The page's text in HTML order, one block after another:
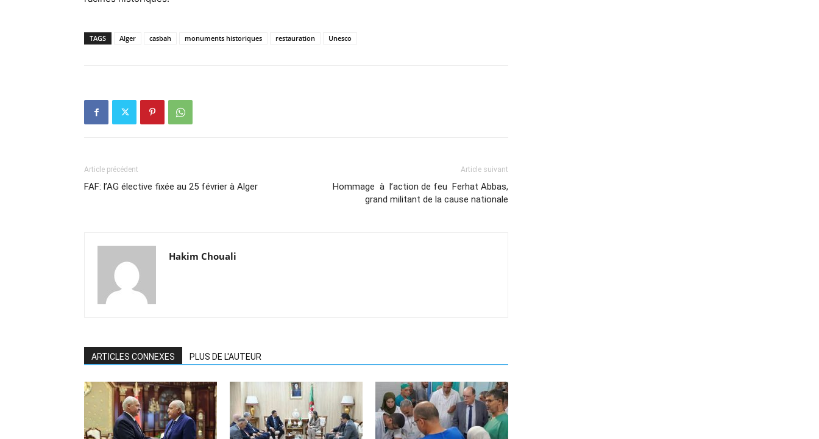
TAGS Alger casbah monuments historiques restauration Unesco
Article précédent
FAF: l’AG élective fixée au 25 février à Alger
Article suivant
Hommage à l’action de feu Ferhat Abbas,
grand militant de la cause nationale
Hakim Chouali
ARTICLES CONNEXES PLUS DE L'AUTEUR